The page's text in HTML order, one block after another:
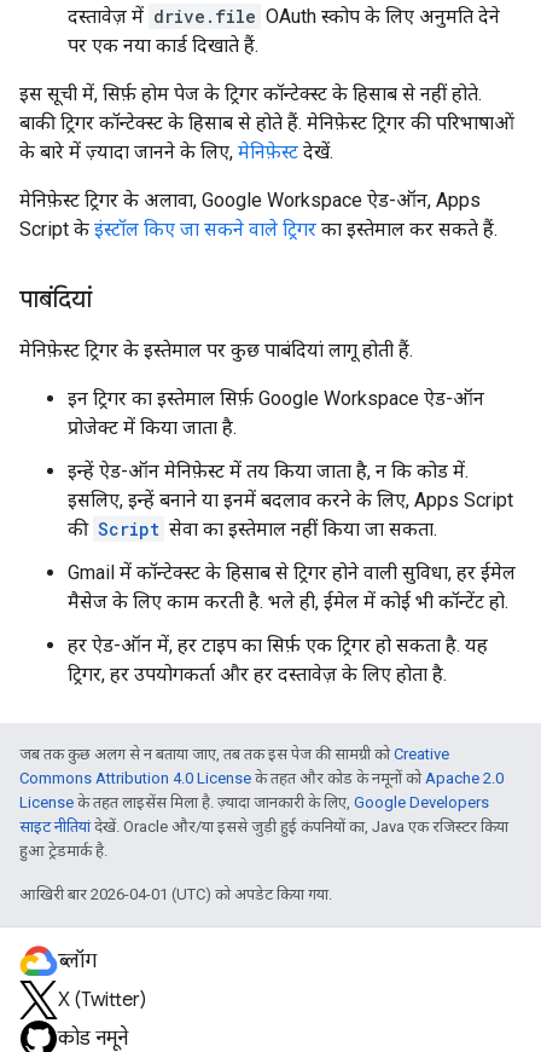
दस्तावेज़ में drive.file OAuth स्कोप के लिए अनुमति देने
पर एक नया कार्ड दिखाते हैं.
इस सूची में, सिर्फ़ होम पेज के ट्रिगर कॉन्टेक्स्ट के हिसाब से नहीं होते.
बाकी ट्रिगर कॉन्टेक्स्ट के हिसाब से होते हैं. मेनिफ़ेस्ट ट्रिगर की परिभाषाओं
के बारे में ज़्यादा जानने के लिए, मेनिफ़ेस्ट देखें.
मेनिफ़ेस्ट ट्रिगर के अलावा, Google Workspace ऐड-ऑन, Apps
Script के इंस्टॉल किए जा सकने वाले ट्रिगर का इस्तेमाल कर सकते हैं.
पाबंदियां
मेनिफ़ेस्ट ट्रिगर के इस्तेमाल पर कुछ पाबंदियां लागू होती हैं.
इन ट्रिगर का इस्तेमाल सिर्फ़ Google Workspace ऐड-ऑन
प्रोजेक्ट में किया जाता है.
इन्हें ऐड-ऑन मेनिफ़ेस्ट में तय किया जाता है, न कि कोड में.
इसलिए, इन्हें बनाने या इनमें बदलाव करने के लिए, Apps Script
की Script सेवा का इस्तेमाल नहीं किया जा सकता.
Gmail में कॉन्टेक्स्ट के हिसाब से ट्रिगर होने वाली सुविधा, हर ईमेल
मैसेज के लिए काम करती है. भले ही, ईमेल में कोई भी कॉन्टेंट हो.
हर ऐड-ऑन में, हर टाइप का सिर्फ़ एक ट्रिगर हो सकता है. यह
ट्रिगर, हर उपयोगकर्ता और हर दस्तावेज़ के लिए होता है.
जब तक कुछ अलग से न बताया जाए, तब तक इस पेज की सामग्री कोCreative
Commons Attribution 4.0 License के तहत और कोड के नमूनों कोApache 2.0
License के तहत लाइसेंस मिला है. ज़्यादा जानकारी के लिए, Google Developers
साइट नीतियांदेखें. Oracle और/या इससे जुड़ी हुई कंपनियों का, Java एक रजिस्टर किया
हुआ ट्रेडमार्क है.
आखिरी बार 2026-04-01 (UTC) को अपडेट किया गया.
ब्लॉग
X (Twitter)
कोड नमूने